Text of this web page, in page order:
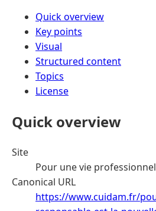
Quick overview
Key points
Visual
Structured content
Topics
License
Quick overview
Site
Pour une vie
Canonical URL
https://www.cuidam.fr/